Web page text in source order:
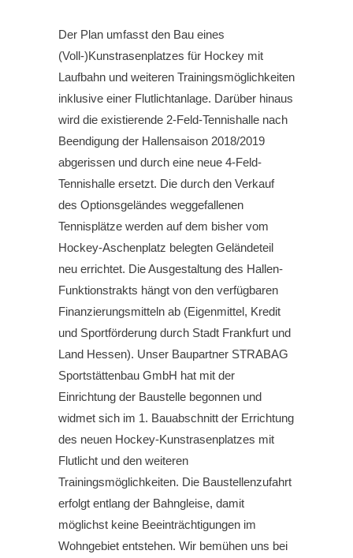
Der Plan umfasst den Bau eines
(Voll-)Kunstrasenplatzes für Hockey mit
Laufbahn und weiteren Trainingsmöglichkeiten
inklusive einer Flutlichtanlage. Darüber hinaus
wird die existierende 2-Feld-Tennishalle nach
Beendigung der Hallensaison 2018/2019
abgerissen und durch eine neue 4-Feld-
Tennishalle ersetzt. Die durch den Verkauf
des Optionsgeländes weggefallenen
Tennisplätze werden auf dem bisher vom
Hockey-Aschenplatz belegten Geländeteil
neu errichtet. Die Ausgestaltung des Hallen-
Funktionstrakts hängt von den verfügbaren
Finanzierungsmitteln ab (Eigenmittel, Kredit
und Sportförderung durch Stadt Frankfurt und
Land Hessen). Unser Baupartner STRABAG
Sportstättenbau GmbH hat mit der
Einrichtung der Baustelle begonnen und
widmet sich im 1. Bauabschnitt der Errichtung
des neuen Hockey-Kunstrasenplatzes mit
Flutlicht und den weiteren
Trainingsmöglichkeiten. Die Baustellenzufahrt
erfolgt entlang der Bahngleise, damit
möglichst keine Beeinträchtigungen im
Wohngebiet entstehen. Wir bemühen uns bei